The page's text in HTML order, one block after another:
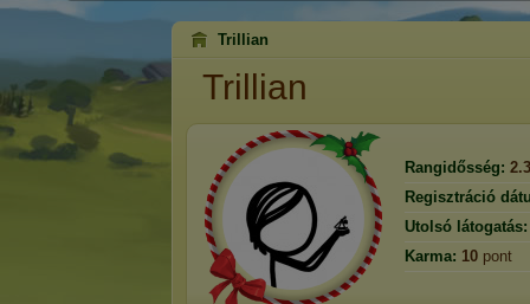
Trillian
Trillian
Rangidősség:
Regisztráció
Utolsó látogatás:
Karma: 10 pont